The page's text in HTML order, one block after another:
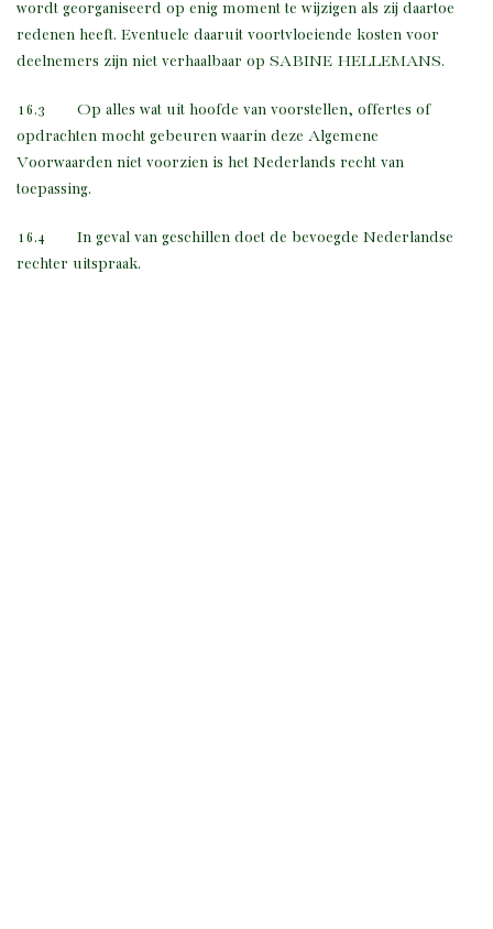
wordt georganiseerd op enig moment te wijzigen als zij daartoe
redenen heeft. Eventuele daaruit voortvloeiende kosten voor
deelnemers zijn niet verhaalbaar op SABINE HELLEMANS.
16.3 Op alles wat uit hoofde van voorstellen, offertes of
opdrachten mocht gebeuren waarin deze Algemene
Voorwaarden niet voorzien is het Nederlands recht van
toepassing.
16.4 In geval van geschillen doet de bevoegde Nederlandse
rechter uitspraak.
Dagvoorzitter voor
zakelijke bijeenkomsten.